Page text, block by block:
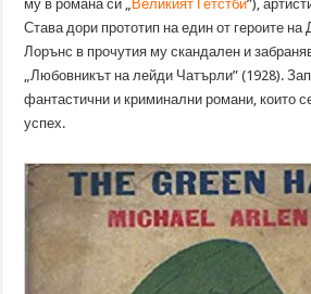
му в романа си „
Великият Гетстби”),
Става дори прототип на един от героите
Лорънс в прочутия му скандален и
„Любовникът на лейди Чатърли” (1928).
фантастични и криминални романи, които
успех.